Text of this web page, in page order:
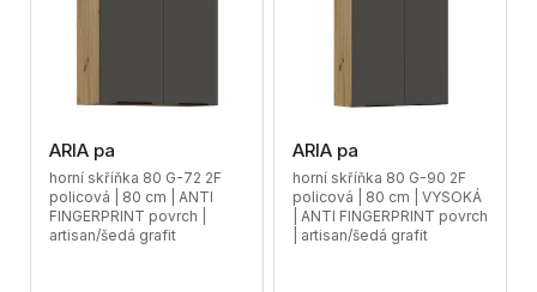
ARIA pa
horní skříňka 80 G-72 2F
policová | 80 cm | ANTI
FINGERPRINT povrch |
artisan/šedá grafit
ARIA pa
horní skříňka 80 G-90 2F
policová | 80 cm | VYSOKÁ
| ANTI FINGERPRINT povrch
| artisan/šedá grafit